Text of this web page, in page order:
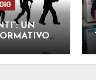
UN